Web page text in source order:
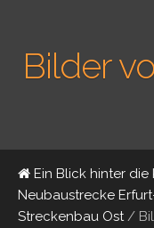
Bilder
Ein Blick hinter die
Neubaustrecke
Streckenbau Ost/